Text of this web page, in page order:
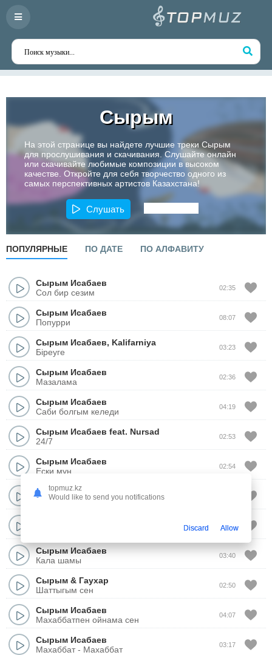
Сырым
На этой странице вы найдете лучшие треки Сырым
для прослушивания и скачивания. Слушайте онлайн
или скачивайте любимые композиции в высоком
качестве. Откройте для себя творчество одного из
самых перспективных артистов Казахстана!
Слушать
ПОПУЛЯРНЫЕ ПО ДАТЕ ПО АЛФАВИТУ
Сырым Исабаев
Сол бир сезим
02:35
Сырым Исабаев
Попурри
08:07
Сырым Исабаев, Kalifarniya
Біреуге
03:23
Сырым Исабаев
Мазалама
02:36
Сырым Исабаев
Саби болгым келеди
04:19
Сырым Исабаев feat. Nursad
24/7
02:53
Сырым Исабаев
Ески мун
02:54
Сырым Исабаев
Мас кылдын
03:48
Сырым Исабаев
Кала шамы
03:40
Сырым & Гаухар
Шаттыгым сен
02:50
Сырым Исабаев
Махаббатпен ойнама сен
04:07
Сырым Исабаев
Махаббат - Махаббат
03:17
topmuz.kz
Would like to send you notifications
Discard Allow